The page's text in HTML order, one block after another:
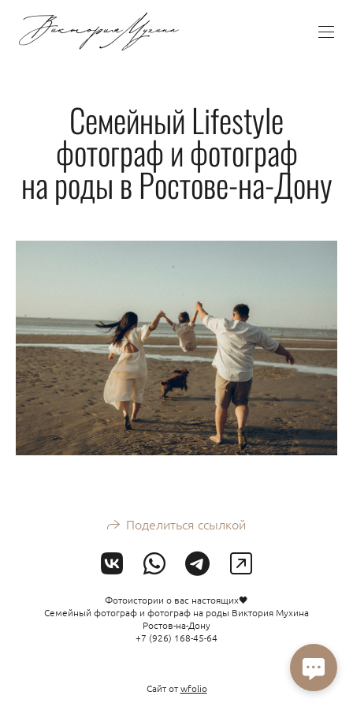
Семейный Lifestyle
фотограф и фотограф
на роды в Ростове-на-Дону
Поделиться ссылкой
Фотоистории о вас настоящих🖤
Семейный фотограф и фотограф на роды Виктория Мухина
Ростов-на-Дону
+7 (926) 168-45-64
Сайт отwfolio